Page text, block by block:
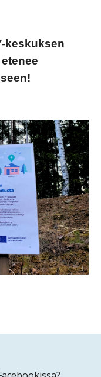
keskuksen